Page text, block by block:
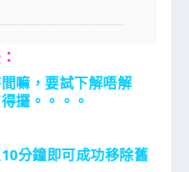
嘛，要試下解唔解
攞。。。。
分鐘即可成功移除舊